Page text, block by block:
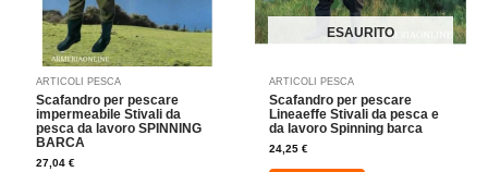
ARTICOLI PESCA
Scafandro per pescare
impermeabile Stivali da
pesca da lavoro SPINNING
BARCA
27,04€
essere
scelte
nella
del
prodotto
ESAURITO
ARTICOLI PESCA
Scafandro per pescare
Lineaeffe Stivali da pesca e
da lavoro Spinning barca
24,25€
possono
essere
del
prodotto